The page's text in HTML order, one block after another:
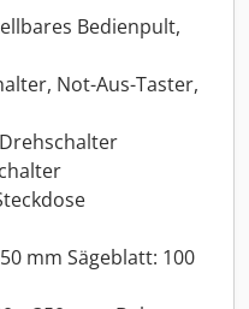
Bedienpult,
Not-Aus-Taster,
mm Sägeblatt: 100